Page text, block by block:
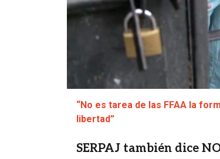
“No es tarea de las FFAA la
libertad”
SERPAJ también dice